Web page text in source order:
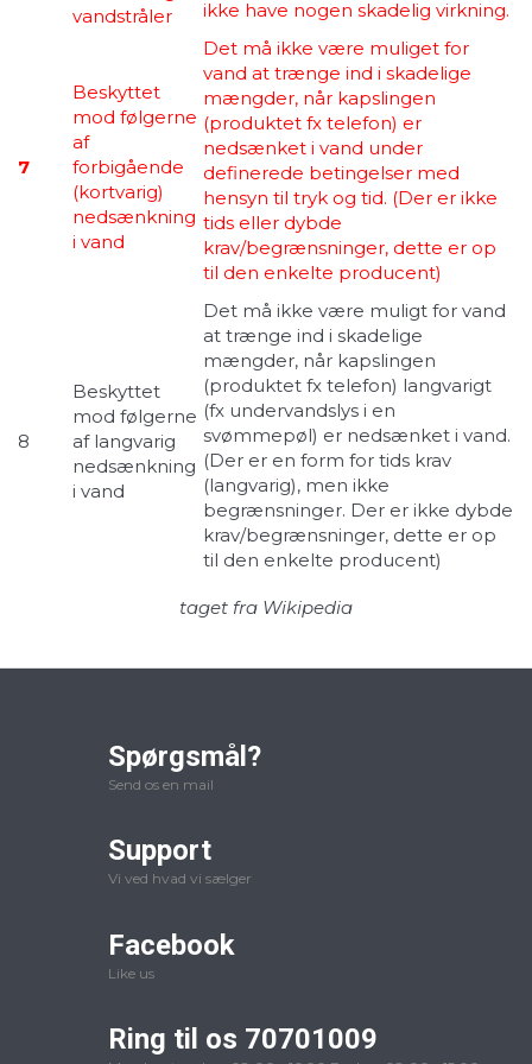
vandstråler
ikke have nogen skadelig virkning.
7
Beskyttet
mod følgerne
af
forbigående
(kortvarig)
nedsænkning
i vand
Det må ikke være muliget for
vand at trænge ind i skadelige
mængder, når kapslingen
(produktet fx telefon) er
nedsænket i vand under
definerede betingelser med
hensyn til tryk og tid. (Der er ikke
tids eller dybde
krav/begrænsninger, dette er op
til den enkelte producent)
8
Beskyttet
mod følgerne
af langvarig
nedsænkning
i vand
Det må ikke være muligt for vand
at trænge ind i skadelige
mængder, når kapslingen
(produktet fx telefon) langvarigt
(fx undervandslys i en
svømmepøl) er nedsænket i vand.
(Der er en form for tids krav
(langvarig), men ikke
begrænsninger. Der er ikke dybde
krav/begrænsninger, dette er op
til den enkelte producent)
taget fra Wikipedia
Spørgsmål?
Send os en mail
Support
Vi ved hvad vi sælger
Facebook
Like us
Ring til os 70701009